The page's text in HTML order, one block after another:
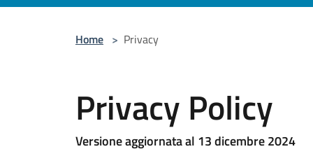
Home > Privacy
Privacy Policy
Versione aggiornata al 13 dicembre 2024